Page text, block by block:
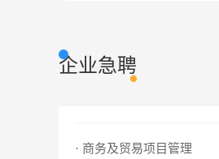
企业急聘
· 商务及贸易项目管理